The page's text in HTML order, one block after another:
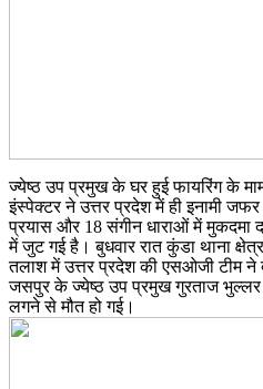
ज्येष्ठ उप प्रमुख के घर हुई फायरिंग के
इंस्पेक्टर ने उत्तर प्रदेश में ही इनामी
प्रयास और 18 संगीन धाराओं में मुकदमा
में जुट गई है। बुधवार रात कुंडा थाना
तलाश में उत्तर प्रदेश की एसओजी टीम ने
जसपुर के ज्येष्ठ उप प्रमुख गुरताज भुल्लर
लगने से मौत हो गई।